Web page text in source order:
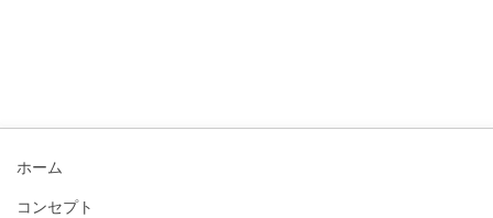
ホーム
コンセプト